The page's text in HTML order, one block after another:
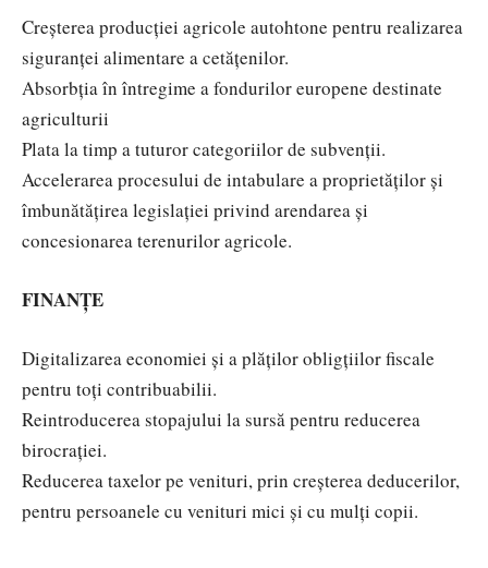
Creșterea producției agricole autohtone pentru realizarea
siguranței alimentare a cetățenilor.
Absorbția în întregime a fondurilor europene destinate
agriculturii
Plata la timp a tuturor categoriilor de subvenții.
Accelerarea procesului de intabulare a proprietăților și
îmbunătățirea legislației privind arendarea și
concesionarea terenurilor agricole.
FINANȚE
Digitalizarea economiei și a plăților obligțiilor fiscale
pentru toți contribuabilii.
Reintroducerea stopajului la sursă pentru reducerea
birocrației.
Reducerea taxelor pe venituri, prin creșterea deducerilor,
pentru persoanele cu venituri mici și cu mulți copii.